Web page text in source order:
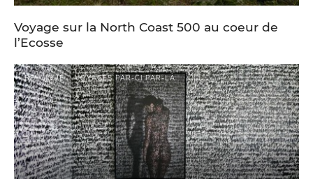
Voyage sur la North Coast 500 au coeur de
l’Ecosse
BELGIQUE VOYAGES PAR-CI PAR-LÀ